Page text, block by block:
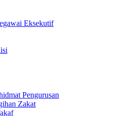
Eksekutif
Pengurusan
Zakat